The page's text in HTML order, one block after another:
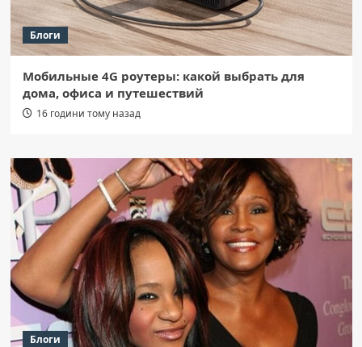
Блоги
Мобильные 4G роутеры: какой выбрать для
дома, офиса и путешествий
16 години тому назад
Блоги